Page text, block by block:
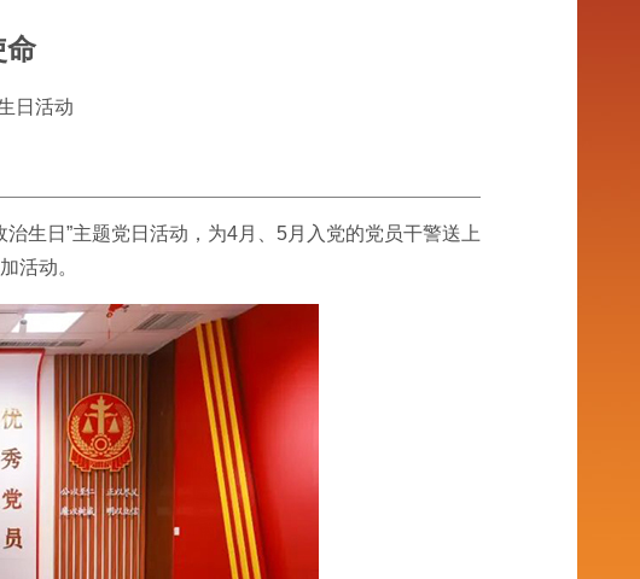
命
日活动
生日”主题党日活动，为4月、5月入党的党员干警送上
活动。